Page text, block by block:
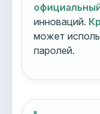
инноваций.
может
паролей.